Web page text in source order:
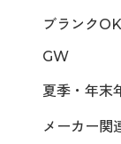
ブランクOK
GW
夏季・年末
メーカー関